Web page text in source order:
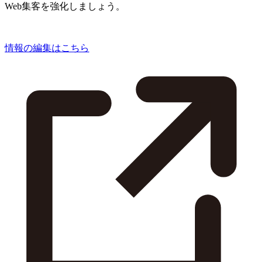
Web集客を強化しましょう。
情報の編集はこちら